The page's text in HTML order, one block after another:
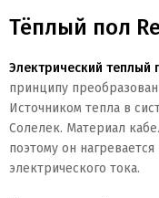
Тёплый пол
Электрический теплый
принципу
Источником тепла в
Солелек. Материал
поэтому он
электрического тока.